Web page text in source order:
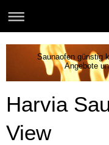
Saunaofen günstig
Angebote
Harvia
View